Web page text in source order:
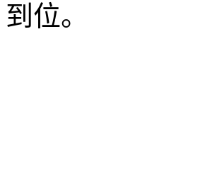
到位。